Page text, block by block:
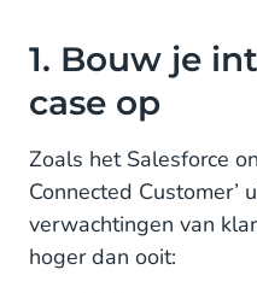
1. Bouw je
case op
Zoals het Salesforce
Connected Customer’
verwachtingen van
hoger dan ooit: